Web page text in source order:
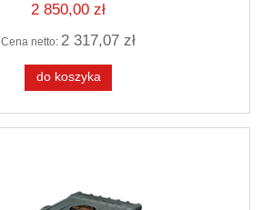
2 850,00 zł
Cena netto: 2 317,07 zł
do koszyka